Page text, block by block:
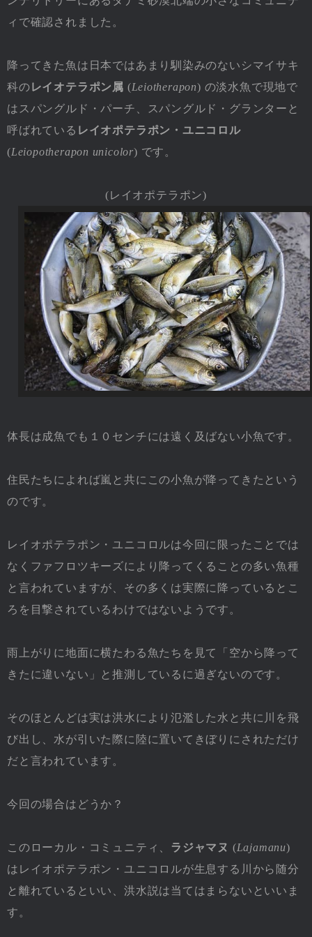
ィで確認されました。
降ってきた魚は日本ではあまり馴染みのないシマイサキ
科のレイオテラポン属 (Leiotherapon) の淡水魚で現地で
はスパングルド・パーチ、スパングルド・グランターと
呼ばれている レイオポテラポン・ユニコロル
(Leiopotherapon unicolor) です。
(レイオポテラポン)
体長は成魚でも１０センチには遠く及ばない小魚です。
住民たちによれば嵐と共にこの小魚が降ってきたという
のです。
レイオポテラポン ・ユニコロルは今回に限ったことでは
なくファフロツキーズにより降ってくることの多い魚種
と言われていますが、その多くは実際に降っているとこ
ろを目撃されているわけではないようです。
雨上がりに地面に横たわる魚たちを見て「空から降って
きたに違いない」と推測しているに過ぎないのです。
そのほとんどは実は洪水により氾濫した水と共に川を飛
び出し、水が引いた際に陸に置いてきぼりにされただけ
だと言われています。
今回の場合はどうか？
このローカル・コミュニティ、 ラジャマヌ (Lajamanu)
は レイオポテラポン ・ユニコロルが生息する川から随分
と離れているといい、洪水説は当てはまらないといいま
す。